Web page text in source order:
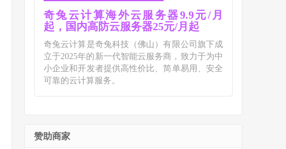
奇兔云计算海外云服务器9.9元/月
起，国内高防云服务器25元/月起
奇兔云计算是奇兔科技（佛山）有限公司旗下成
立于2025年的新一代智能云服务商，致力于为中
小企业和开发者提供高性价比、简单易用、安全
可靠的云计算服务。
赞助商家